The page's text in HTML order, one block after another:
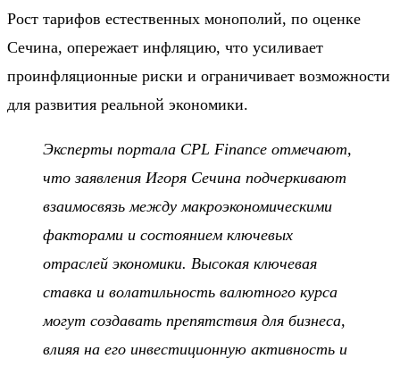
Рост тарифов естественных монополий, по оценке
Сечина, опережает инфляцию, что усиливает
проинфляционные риски и ограничивает возможности
для развития реальной экономики.
Эксперты портала CPL Finance отмечают,
что заявления Игоря Сечина подчеркивают
взаимосвязь между макроэкономическими
факторами и состоянием ключевых
отраслей экономики. Высокая ключевая
ставка и волатильность валютного курса
могут создавать препятствия для бизнеса,
влияя на его инвестиционную активность и